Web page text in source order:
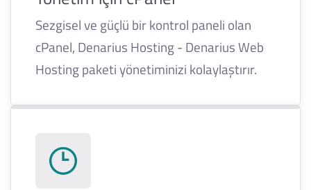
Sezgisel ve güçlü bir kontrol paneli olan
cPanel, Denarius Hosting - Denarius Web
Hosting paketi yönetiminizi kolaylaştırır.